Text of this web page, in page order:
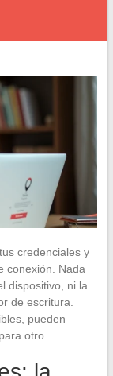
credenciales y
conexión. Nada
dispositivo, ni la
de escritura.
pueden
otro.